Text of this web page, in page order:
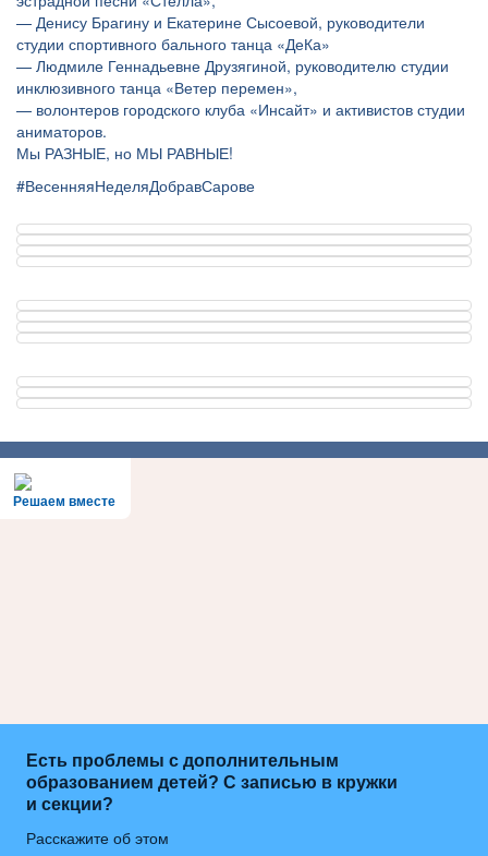
— Денису Брагину и Екатерине Сысоевой, руководители
студии спортивного бального танца «ДеКа»
— Людмиле Геннадьевне Друзягиной, руководителю студии
инклюзивного танца «Ветер перемен»,
— волонтеров городского клуба «Инсайт» и активистов студии
аниматоров.
Мы РАЗНЫЕ, но МЫ РАВНЫЕ!
#ВесенняяНеделяДобравСарове
Решаем вместе
Есть проблемы с дополнительным
образованием детей? С записью в кружки
и секции?
Расскажите об этом